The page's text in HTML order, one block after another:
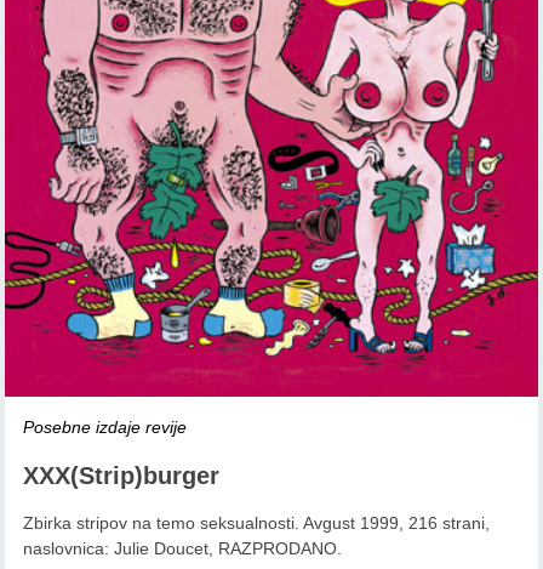
Posebne izdaje revije
XXX(Strip)burger
Zbirka stripov na temo seksualnosti. Avgust 1999, 216 strani,
naslovnica: Julie Doucet, RAZPRODANO.